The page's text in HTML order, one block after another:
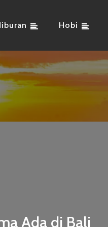
Hobi
Ada di Bali